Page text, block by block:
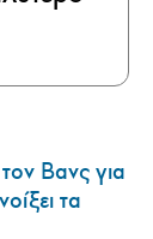
Βανς για
τα